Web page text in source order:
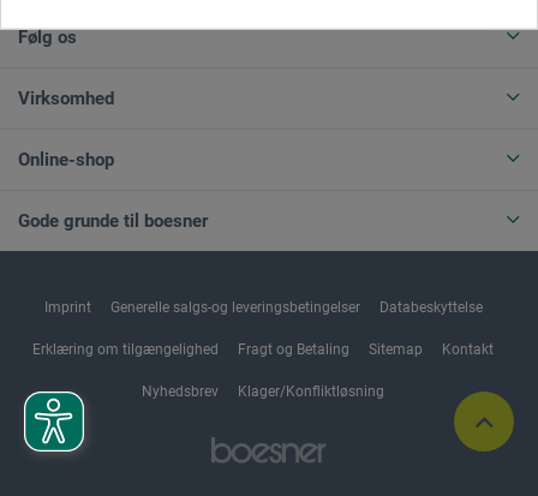
Følg os
Virksomhed
Online-shop
Gode grunde til boesner
Imprint Generelle salgs-og leveringsbetingelser Databeskyttelse
Erklæring om tilgængelighed Fragt og Betaling Sitemap Kontakt
Nyhedsbrev Klager/Konfliktløsning